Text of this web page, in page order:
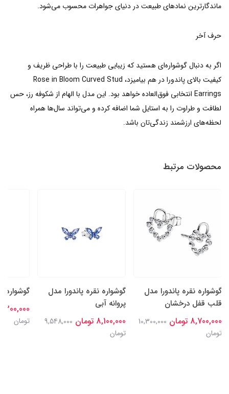
ماندگارترین نمادهای طبیعت در دنیای جواهرات محسوب می‌شود.
حرف آخر
اگر به دنبال گوشواره‌ای هستید که زیبایی طبیعت را با طراحی ظریف و
کیفیت بالای پاندورا در هم بیامیزد، Rose in Bloom Curved Stud
Earrings انتخابی فوق‌العاده خواهد بود. این مدل با الهام از شکوفه رز، حس
لطافت و طراوت را به استایل شما اضافه کرده و می‌تواند سال‌ها همراه
لحظه‌های ارزشمند زندگی‌تان باشد.
محصولات مرتبط
گوشواره نقره پاندورا مدل
قلب قفل درخشان
8,700,000 تومان
10,300,000
تومان
گوشواره نقره پاندورا مدل
پروانه آبی
8,100,000 تومان
9,548,000
تومان
گوشواره
8,300,000
تومان